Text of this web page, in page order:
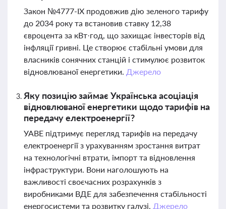
Закон №4777-IX продовжив дію зеленого тарифу
до 2034 року та встановив ставку 12,38
євроцента за кВт·год, що захищає інвесторів від
інфляції гривні. Це створює стабільні умови для
власників сонячних станцій і стимулює розвиток
відновлюваної енергетики. Джерело
Яку позицію займає Українська асоціація
відновлюваної енергетики щодо тарифів на
передачу електроенергії?
УАВЕ підтримує перегляд тарифів на передачу
електроенергії з урахуванням зростання витрат
на технологічні втрати, імпорт та відновлення
інфраструктури. Вони наголошують на
важливості своєчасних розрахунків з
виробниками ВДЕ для забезпечення стабільності
енергосистеми та розвитку галузі. Джерело